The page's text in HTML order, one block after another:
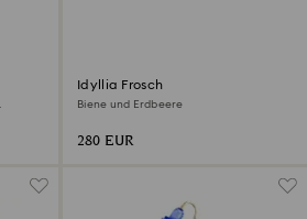
Idyllia Frosch
Biene und Erdbeere
280 EUR